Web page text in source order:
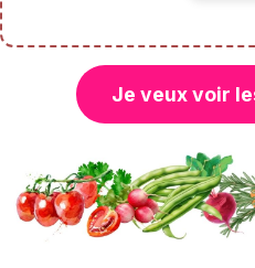
Je veux voir